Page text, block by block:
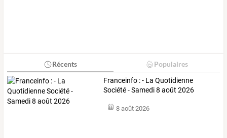
Récents Populaires
Franceinfo : - La Quotidienne
Société - Samedi 8 août 2026
8 août 2026